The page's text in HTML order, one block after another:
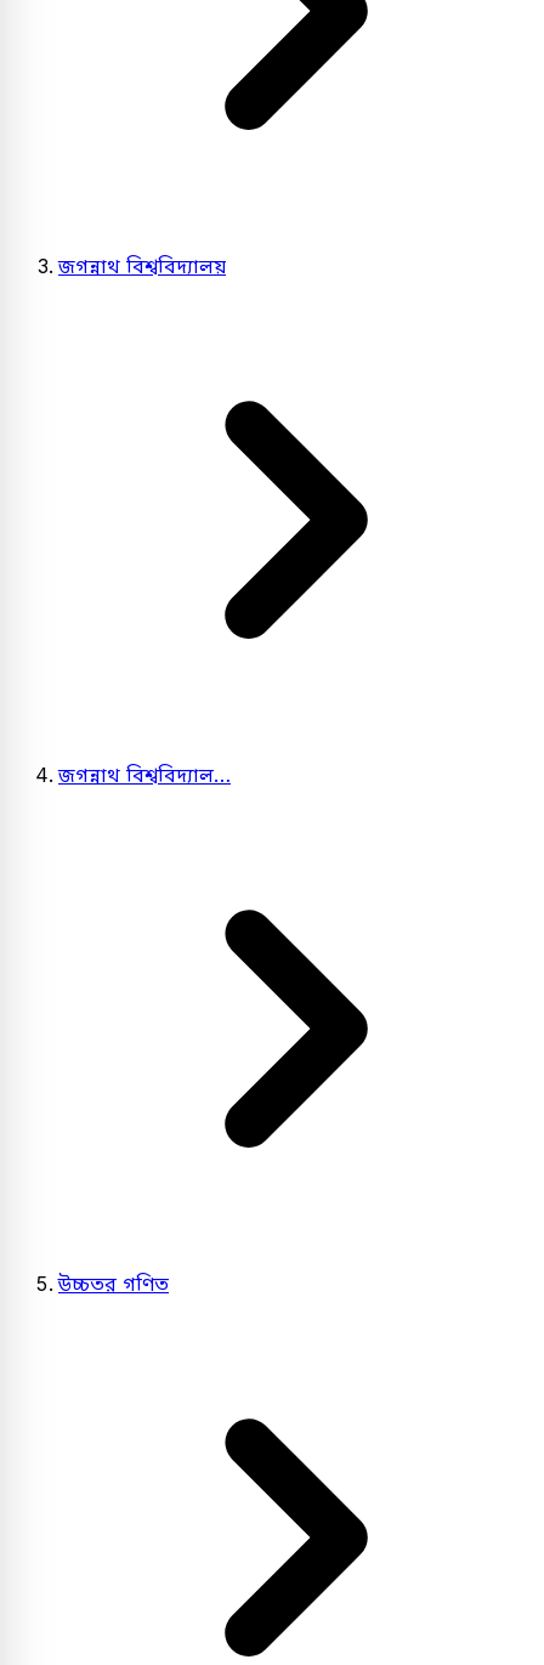
জগন্নাথ বিশ্ববিদ্যালয়
জগন্নাথ বিশ্ববিদ্যাল…
উচ্চতর গণিত